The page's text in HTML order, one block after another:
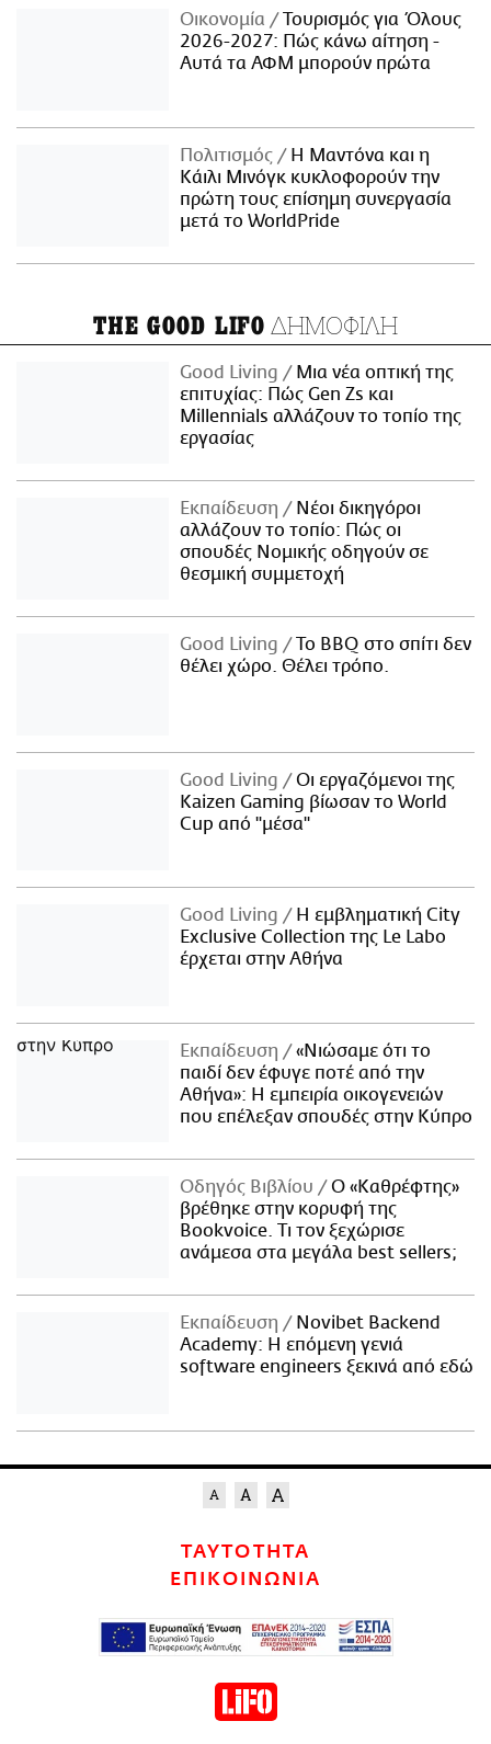
Οικονομία
Τουρισμός για Όλους
2026-2027: Πώς κάνω αίτηση -
Αυτά τα ΑΦΜ μπορούν πρώτα
Πολιτισμός
Η Μαντόνα και η
Κάιλι Μινόγκ κυκλοφορούν την
πρώτη τους επίσημη συνεργασία
μετά το WorldPride
THE GOOD LIFO ΔΗΜΟΦΙΛΗ
Good Living
Μια νέα οπτική της
επιτυχίας: Πώς Gen Zs και
Millennials αλλάζουν το τοπίο της
εργασίας
Εκπαίδευση
Νέοι δικηγόροι
αλλάζουν το τοπίο: Πώς οι
σπουδές Νομικής οδηγούν σε
θεσμική συμμετοχή
Good Living
Το BBQ στο σπίτι δεν
θέλει χώρο. Θέλει τρόπο.
Good Living
Οι εργαζόμενοι της
Kaizen Gaming βίωσαν το World
Cup από "μέσα"
Good Living
Η εμβληματική City
Exclusive Collection της Le Labo
έρχεται στην Αθήνα
Εκπαίδευση
«Νιώσαμε ότι το
παιδί δεν έφυγε ποτέ από την
Αθήνα»: Η εμπειρία οικογενειών
που επέλεξαν σπουδές στην Κύπρο
Οδηγός Βιβλίου
Ο «Καθρέφτης»
βρέθηκε στην κορυφή της
Bookvoice. Τι τον ξεχώρισε
ανάμεσα στα μεγάλα best sellers;
Εκπαίδευση
Novibet Backend
Academy: Η επόμενη γενιά
software engineers ξεκινά από εδώ
ΤΑΥΤΟΤΗΤΑ
ΕΠΙΚΟΙΝΩΝΙΑ